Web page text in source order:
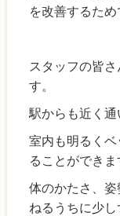
を改善するため
スタッフの皆
す。
駅からも近く通
室内も明るく
ることができま
体のかたさ、
ねるうちに少